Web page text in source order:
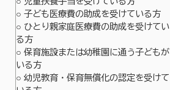
○ 子ども医療費の助成を受けている方
○ ひとり親家庭医療費の助成を受けてい
る方
○ 保育施設または幼稚園に通う子どもが
いる方
○ 幼児教育・保育無償化の認定を受けて